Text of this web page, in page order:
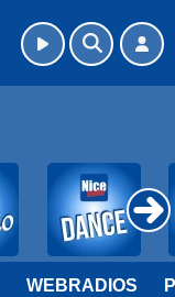
WEBRADIOS